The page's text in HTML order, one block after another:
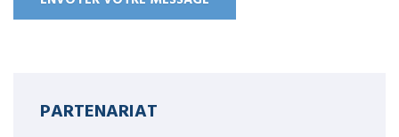
PARTENARIAT